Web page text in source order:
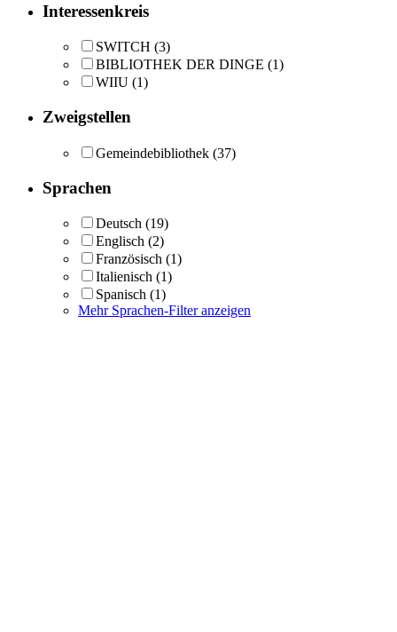
Interessenkreis
SWITCH (3)
BIBLIOTHEK DER DINGE (1)
WIIU (1)
Zweigstellen
Gemeindebibliothek (37)
Sprachen
Deutsch (19)
Englisch (2)
Französisch (1)
Italienisch (1)
Spanisch (1)
Mehr Sprachen-Filter anzeigen